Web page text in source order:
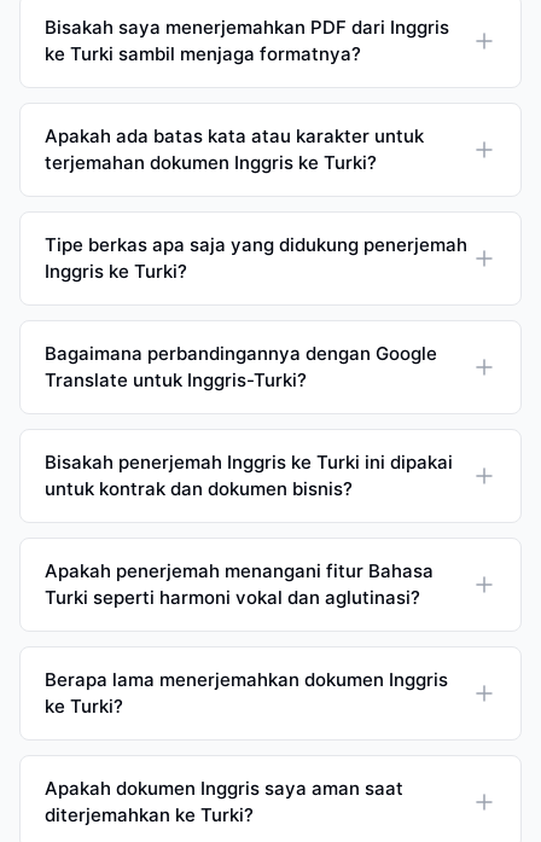
Bisakah saya menerjemahkan PDF dari Inggris
ke Turki sambil menjaga formatnya?
Apakah ada batas kata atau karakter untuk
terjemahan dokumen Inggris ke Turki?
Tipe berkas apa saja yang didukung penerjemah
Inggris ke Turki?
Bagaimana perbandingannya dengan Google
Translate untuk Inggris-Turki?
Bisakah penerjemah Inggris ke Turki ini dipakai
untuk kontrak dan dokumen bisnis?
Apakah penerjemah menangani fitur Bahasa
Turki seperti harmoni vokal dan aglutinasi?
Berapa lama menerjemahkan dokumen Inggris
ke Turki?
Apakah dokumen Inggris saya aman saat
diterjemahkan ke Turki?